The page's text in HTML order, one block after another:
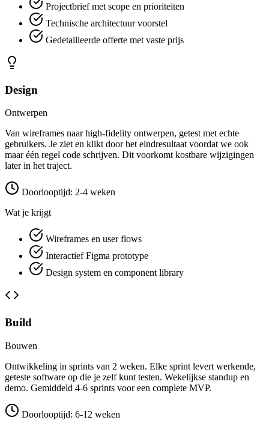
Projectbrief met scope en prioriteiten
Technische architectuur voorstel
Gedetailleerde offerte met vaste prijs
Design
Ontwerpen
Van wireframes naar high-fidelity ontwerpen, getest met echte
gebruikers. Je ziet en klikt door het eindresultaat voordat we ook
maar één regel code schrijven. Dit voorkomt kostbare wijzigingen
later in het traject.
Doorlooptijd: 2-4 weken
Wat je krijgt
Wireframes en user flows
Interactief Figma prototype
Design system en component library
Build
Bouwen
Ontwikkeling in sprints van 2 weken. Elke sprint levert werkende,
geteste software op die je zelf kunt testen. Wekelijkse standup en
demo. Gemiddeld 4-6 sprints voor een complete MVP.
Doorlooptijd: 6-12 weken